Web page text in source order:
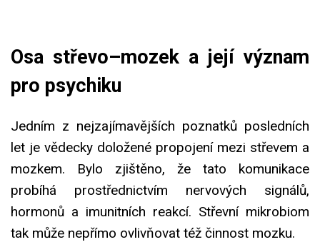
Osa střevo–mozek a její význam
pro psychiku
Jedním z nejzajímavějších poznatků posledních
let je vědecky doložené propojení mezi střevem a
mozkem. Bylo zjištěno, že tato komunikace
probíhá prostřednictvím nervových signálů,
hormonů a imunitních reakcí. Střevní mikrobiom
tak může nepřímo ovlivňovat též činnost mozku.